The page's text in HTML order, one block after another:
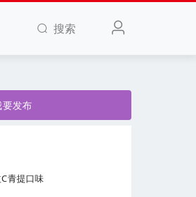
搜索
要发布
青提口味